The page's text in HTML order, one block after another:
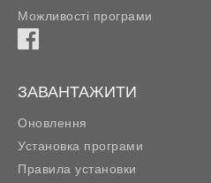
Можливості програми
ЗАВАНТАЖИТИ
Оновлення
Установка програми
Правила установки